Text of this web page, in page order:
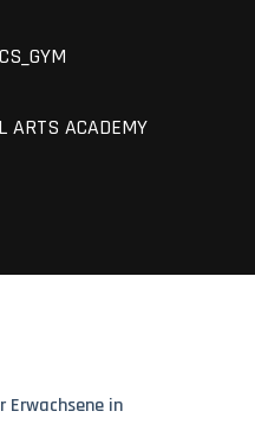
ARTS ACADEMY
in